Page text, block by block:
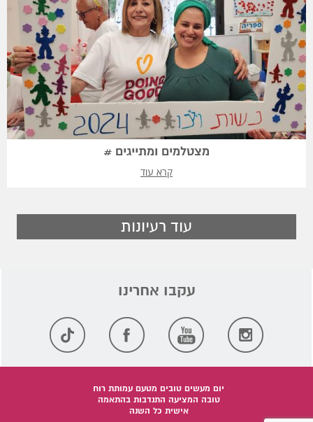
מצטלמים ומתייגים #
קרא עוד
עוד רעיונות
יום מעשים טובים מטעם עמותת רוח
טובה המציעה התנדבות בהתאמה
אישית כל השנה